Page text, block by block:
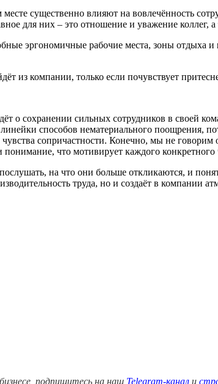
существенно влияют на вовлечённость
для них – это отношение и уважение коллег, а
эргономичные рабочие места, зоны отдыха
из компании, только если почувствует
о сохранении сильных сотрудников в своей
способов нематериального поощрения,
сопричастности. Конечно, мы не говорим
что мотивирует каждого конкретного
на что они больше откликаются, и
труда, но и создаёт в компании
подпишитесь на наш Telegram-канал и